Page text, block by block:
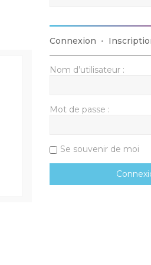
Connexion •
Nom d’utilisateur :
Mot de passe :
Se souvenir de moi